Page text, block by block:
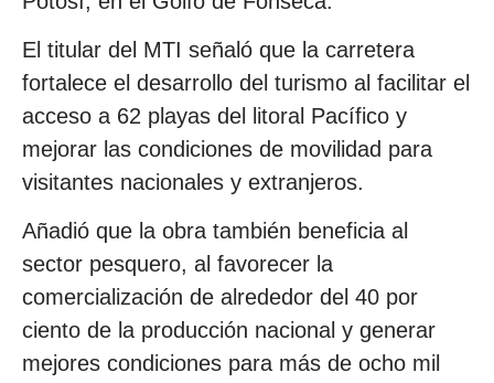
El titular del MTI señaló que la carretera
fortalece el desarrollo del turismo al facilitar el
acceso a 62 playas del litoral Pacífico y
mejorar las condiciones de movilidad para
visitantes nacionales y extranjeros.
Añadió que la obra también beneficia al
sector pesquero, al favorecer la
comercialización de alrededor del 40 por
ciento de la producción nacional y generar
mejores condiciones para más de ocho mil